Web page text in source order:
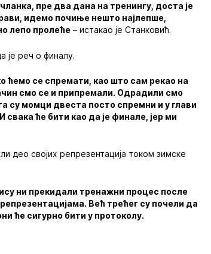
пре два дана на тренингу, доста је
идемо почиње нешто најлепше,
лепо пролеће – истакао је Станковић.
је реч о финалу.
ћемо се спремати, као што сам рекао на
смо се и припремали. Одрадили смо
су момци двеста посто спремни и у глави
ће бити као да је финале, јер ми
део својих репрезентација током зимске
ни прекидали тренажни процес после
Већ трећег су почели да
ће сигурно бити у протоколу.